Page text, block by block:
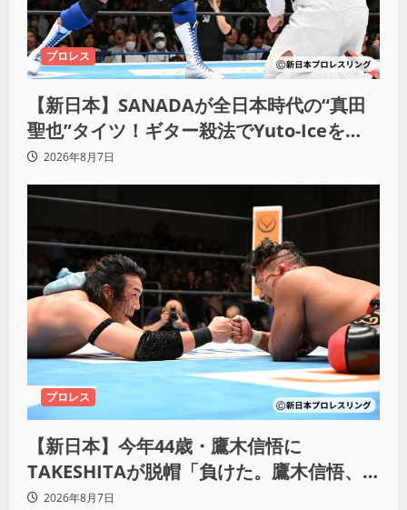
プロレス
【新日本】SANADAが全日本時代の“真田
聖也”タイツ！ギター殺法でYuto-Iceを
KO「俺と闘う時は考えろ。感じるな」
2026年8月7日
プロレス
【新日本】今年44歳・鷹木信悟に
TAKESHITAが脱帽「負けた。鷹木信悟、
強いわ！」
2026年8月7日